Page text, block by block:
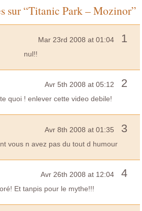
sur “Titanic Park – Mozinor”
Mar 23rd 2008 at 01:04 1
nul!!
Avr 5th 2008 at 05:12 2
quoi ! enlever cette video debile!
Avr 8th 2008 at 01:35 3
vous n avez pas du tout d humour
Avr 26th 2008 at 12:04 4
Et tanpis pour le mythe!!!